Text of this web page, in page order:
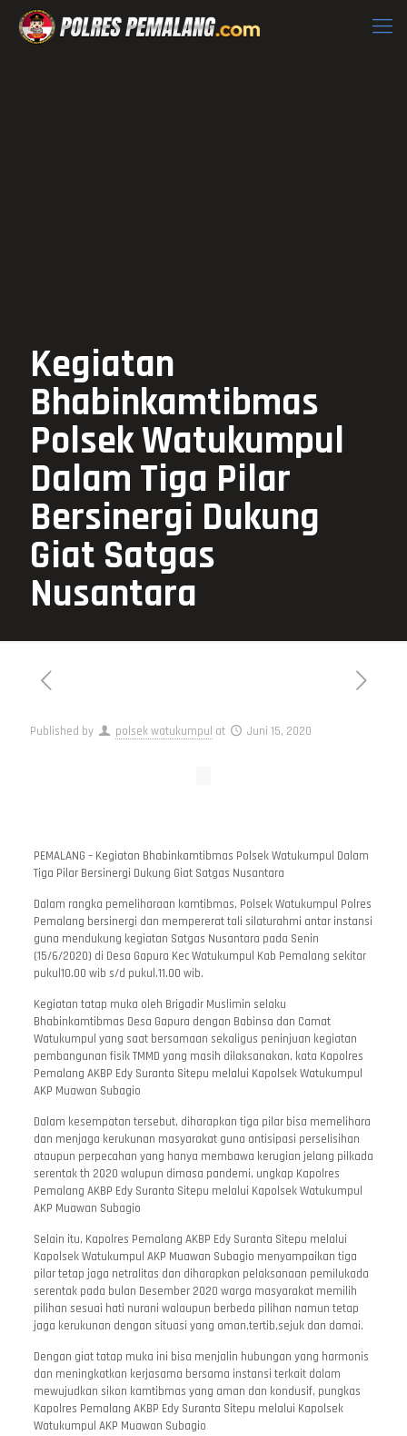
Kegiatan
Bhabinkamtibmas
Polsek Watukumpul
Dalam Tiga Pilar
Bersinergi Dukung
Giat Satgas
Nusantara
Published by polsek watukumpul at Juni 15, 2020
PEMALANG – Kegiatan Bhabinkamtibmas Polsek Watukumpul Dalam
Tiga Pilar Bersinergi Dukung Giat Satgas Nusantara
Dalam rangka pemeliharaan kamtibmas, Polsek Watukumpul Polres
Pemalang bersinergi dan mempererat tali silaturahmi antar instansi
guna mendukung kegiatan Satgas Nusantara pada Senin
(15/6/2020) di Desa Gapura Kec Watukumpul Kab Pemalang sekitar
pukul10.00 wib s/d pukul.11.00 wib.
Kegiatan tatap muka oleh Brigadir Muslimin selaku
Bhabinkamtibmas Desa Gapura dengan Babinsa dan Camat
Watukumpul yang saat bersamaan sekaligus peninjuan kegiatan
pembangunan fisik TMMD yang masih dilaksanakan, kata Kapolres
Pemalang AKBP Edy Suranta Sitepu melalui Kapolsek Watukumpul
AKP Muawan Subagio
Dalam kesempatan tersebut, diharapkan tiga pilar bisa memelihara
dan menjaga kerukunan masyarakat guna antisipasi perselisihan
ataupun perpecahan yang hanya membawa kerugian jelang pilkada
serentak th 2020 walupun dimasa pandemi, ungkap Kapolres
Pemalang AKBP Edy Suranta Sitepu melalui Kapolsek Watukumpul
AKP Muawan Subagio
Selain itu, Kapolres Pemalang AKBP Edy Suranta Sitepu melalui
Kapolsek Watukumpul AKP Muawan Subagio menyampaikan tiga
pilar tetap jaga netralitas dan diharapkan pelaksanaan pemilukada
serentak pada bulan Desember 2020 warga masyarakat memilih
pilihan sesuai hati nurani walaupun berbeda pilihan namun tetap
jaga kerukunan dengan situasi yang aman,tertib,sejuk dan damai.
Dengan giat tatap muka ini bisa menjalin hubungan yang harmonis
dan meningkatkan kerjasama bersama instansi terkait dalam
mewujudkan sikon kamtibmas yang aman dan kondusif, pungkas
Kapolres Pemalang AKBP Edy Suranta Sitepu melalui Kapolsek
Watukumpul AKP Muawan Subagio